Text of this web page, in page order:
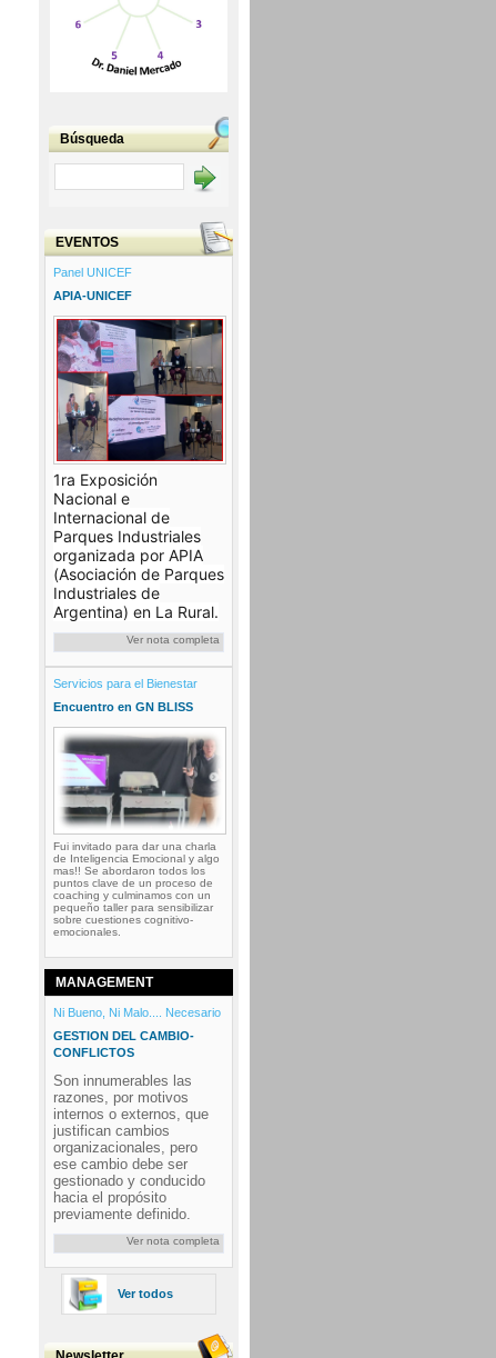
Búsqueda
EVENTOS
Panel UNICEF
APIA-UNICEF
1ra Exposición
Nacional e
Internacional de
Parques Industriales
organizada por APIA
(Asociación de Parques
Industriales de
Argentina) en La Rural.
Ver nota completa
Servicios para el Bienestar
Encuentro en GN BLISS
Fui invitado para dar una charla
de Inteligencia Emocional y algo
mas!! Se abordaron todos los
puntos clave de un proceso de
coaching y culminamos con un
pequeño taller para sensibilizar
sobre cuestiones cognitivo-
emocionales.
MANAGEMENT
Ni Bueno, Ni Malo.... Necesario
GESTION DEL CAMBIO-
CONFLICTOS
Son innumerables las
razones, por motivos
internos o externos, que
justifican cambios
organizacionales, pero
ese cambio debe ser
gestionado y conducido
hacia el propósito
previamente definido.
Ver nota completa
Ver todos